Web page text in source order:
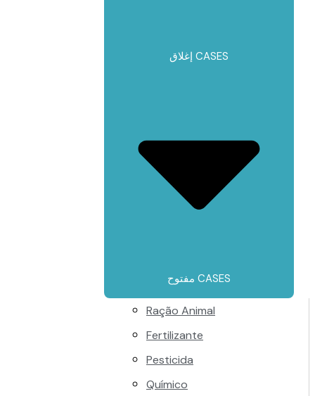
إغلاق CASES
مفتوح CASES
Ração Animal
Fertilizante
Pesticida
Químico